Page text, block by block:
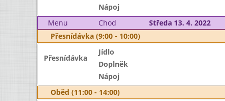
Nápoj
Menu
Chod Středa 13. 4. 2022
Přesnídávka (9:00 - 10:00)
Přesnídávka
Jídlo
Doplněk
Nápoj
Oběd (11:00 - 14:00)